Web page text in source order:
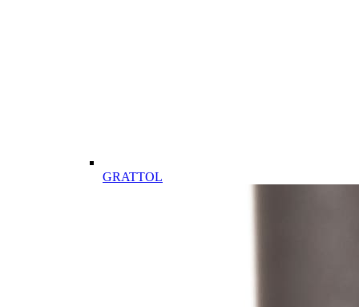
GRATTOL